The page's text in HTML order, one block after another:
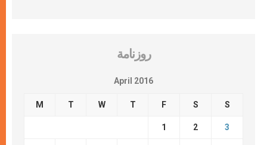
روزنامة
April 2016
M T W T F S S
1 2 3